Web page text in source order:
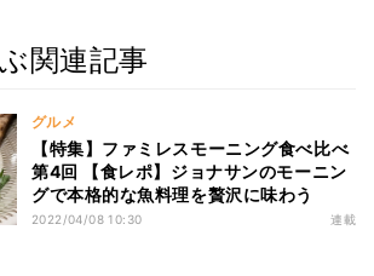
関連記事
グルメ
【特集】ファミレスモーニング食べ比べ
第4回 【食レポ】ジョナサンのモーニン
グで本格的な魚料理を贅沢に味わう
2022/04/08 10:30 連載